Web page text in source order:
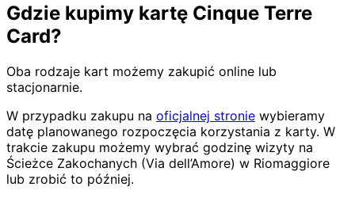
Gdzie kupimy kartę Cinque Terre
Card?
Oba rodzaje kart możemy zakupić online lub
stacjonarnie.
W przypadku zakupu na oficjalnej stronie wybieramy
datę planowanego rozpoczęcia korzystania z karty. W
trakcie zakupu możemy wybrać godzinę wizyty na
Ścieżce Zakochanych (Via dell’Amore) w Riomaggiore
lub zrobić to później.